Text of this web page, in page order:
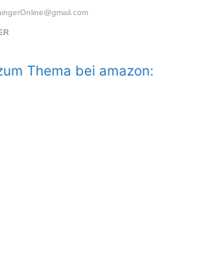
Thema bei amazon: